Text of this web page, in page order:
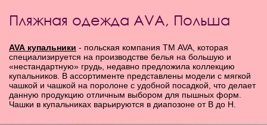
Пляжная одежда AVA, Польша
AVA купальники - польская компания ТМ AVA, которая
специализируется на производстве белья на большую и
«нестандартную» грудь, недавно предложила коллекцию
купальников. В ассортименте представлены модели с мягкой
чашкой и чашкой на поролоне с удобной посадкой, что делает
данную продукцию отличным выбором для пышных форм.
Чашки в купальниках варьируются в диапозоне от B до H.